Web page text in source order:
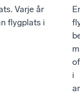
Varje år
flygplats i
i